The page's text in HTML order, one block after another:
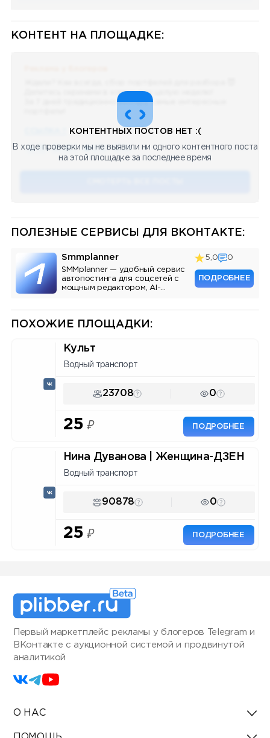
КОНТЕНТ НА ПЛОЩАДКЕ:
Делитесь скринами в комментах целую неделю!
За 7 дней традиционно выберу самые интересные
🔥 75 👍🏻 487 ❤️ 875 🥴 19 12.4k 12:45
КОНТЕНТНЫХ ПОСТОВ НЕТ :(
В ходе проверки мы не выявили ни одного контентного поста
на этой площадке за последнее время
ПОЛЕЗНЫЕ СЕРВИСЫ ДЛЯ ВКОНТАКТЕ:
Smmplanner
SMMplanner — удобный сервис
автопостинга для соцсетей с
мощным редактором, AI-
5,0 0
ПОДРОБНЕЕ
ПОХОЖИЕ ПЛОЩАДКИ:
Культ
Водный транспорт
23708 0
25 ₽ ПОДРОБНЕЕ
Нина Дуванова | Женщина-ДЗЕН
Водный транспорт
90878 0
25 ₽ ПОДРОБНЕЕ
Первый маркетплейс рекламы у блогеров Telegram и
ВКонтакте с аукционной системой и продвинутой
аналитикой
О НАС